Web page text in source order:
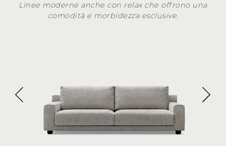
Linee moderne anche con relax che offrono una
comodità e morbidezza esclusive.